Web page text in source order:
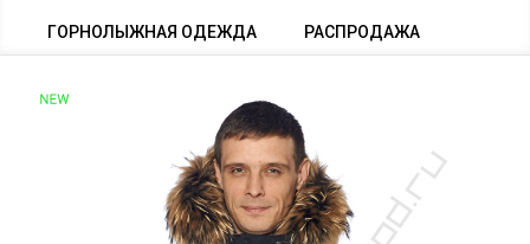
ГОРНОЛЫЖНАЯ ОДЕЖДА РАСПРОДАЖА